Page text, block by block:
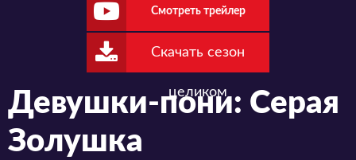
Смотреть трейлер
Скачать сезон
целиком
Девушки-пони: Серая
Золушка